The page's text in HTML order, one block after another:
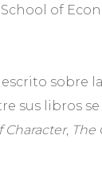
of
sobre
sus libros
Character, The